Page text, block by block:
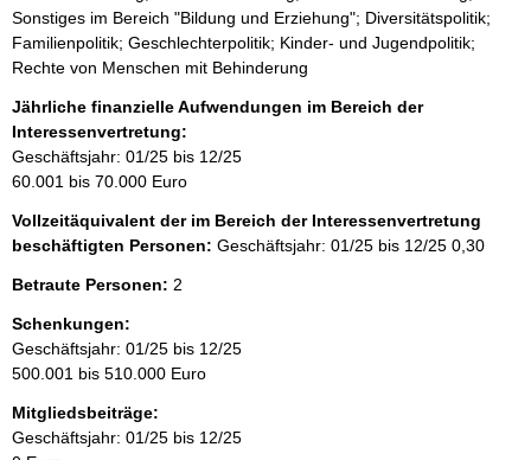
Sonstiges im Bereich "Bildung und Erziehung"; Diversitätspolitik;
Familienpolitik; Geschlechterpolitik; Kinder- und Jugendpolitik;
Rechte von Menschen mit Behinderung
Jährliche finanzielle Aufwendungen im Bereich der
Interessenvertretung:
Geschäftsjahr: 01/25 bis 12/25
60.001 bis 70.000 Euro
Vollzeitäquivalent der im Bereich der Interessenvertretung
beschäftigten Personen: Geschäftsjahr: 01/25 bis 12/25 0,30
Betraute Personen: 2
Schenkungen:
Geschäftsjahr: 01/25 bis 12/25
500.001 bis 510.000 Euro
Mitgliedsbeiträge:
Geschäftsjahr: 01/25 bis 12/25